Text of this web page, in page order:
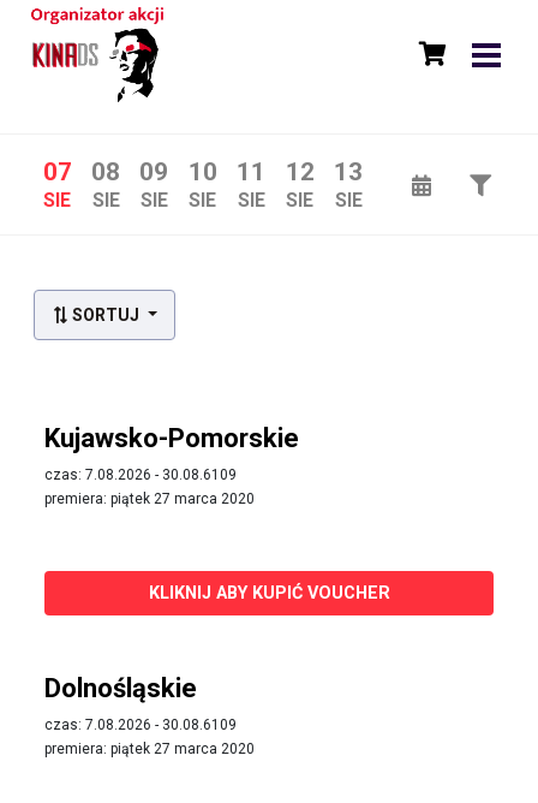
07
SIE
08
SIE
09
SIE
10
SIE
11
SIE
12
SIE
13
SIE
SORTUJ
Kujawsko-Pomorskie
czas: 7.08.2026 - 30.08.6109
premiera: piątek 27 marca 2020
KLIKNIJ ABY KUPIĆ VOUCHER
Dolnośląskie
czas: 7.08.2026 - 30.08.6109
premiera: piątek 27 marca 2020